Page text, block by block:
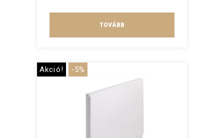
TOVÁBB
Akció! -5%